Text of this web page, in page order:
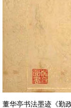
董华亭书法墨迹《勤